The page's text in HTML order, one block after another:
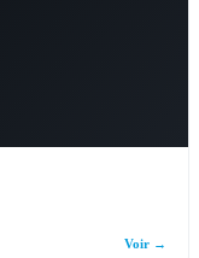
Voir →